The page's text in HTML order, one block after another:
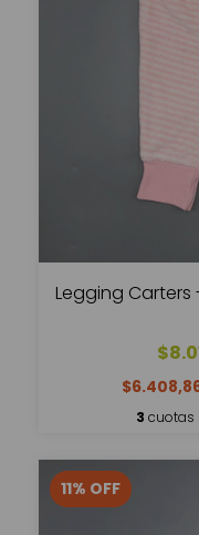
Legging Carters
3 cuotas
11% OFF